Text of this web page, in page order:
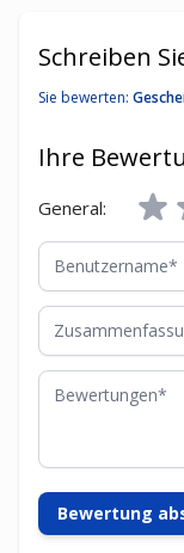
Schreiben
Sie bewerten:
Ihre
General:
Benutzername
Zusammenfassung
Bewertungen
Bewertung